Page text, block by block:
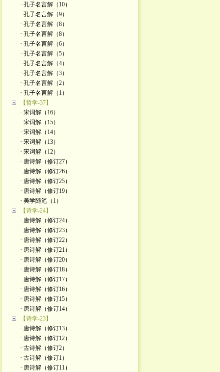
· 孔子名言解（10）
· 孔子名言解（9）
· 孔子名言解（8）
· 孔子名言解（8）
· 孔子名言解（6）
· 孔子名言解（5）
· 孔子名言解（4）
· 孔子名言解（3）
· 孔子名言解（2）
· 孔子名言解（1）
【哲学-37】
· 宋词解（16）
· 宋词解（15）
· 宋词解（14）
· 宋词解（13）
· 宋词解（12）
· 唐诗解（修订27）
· 唐诗解（修订26）
· 唐诗解（修订25）
· 唐诗解（修订19）
· 美学随笔（1）
【诗学-24】
· 唐诗解（修订24）
· 唐诗解（修订23）
· 唐诗解（修订22）
· 唐诗解（修订21）
· 唐诗解（修订20）
· 唐诗解（修订18）
· 唐诗解（修订17）
· 唐诗解（修订16）
· 唐诗解（修订15）
· 唐诗解（修订14）
【诗学-23】
· 唐诗解（修订13）
· 唐诗解（修订12）
· 古诗解（修订2）
· 古诗解（修订1）
· 唐诗解（修订11）